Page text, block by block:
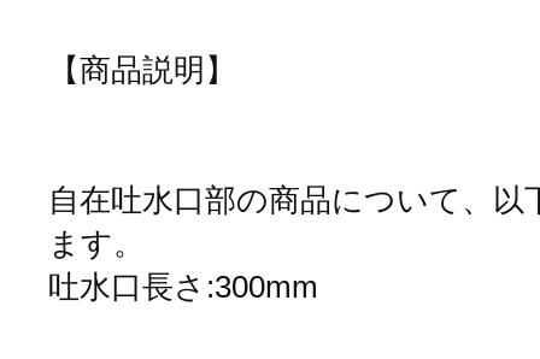
【商品説明】
自在吐水口部の商品について、
ます。
吐水口長さ